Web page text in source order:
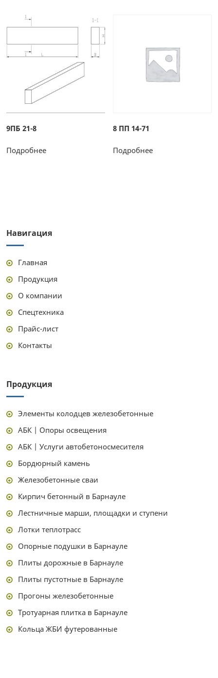
9ПБ 21-8
Подробнее
8 ПП 14-71
Подробнее
Навигация
Главная
Продукция
О компании
Спецтехника
Прайс-лист
Контакты
Продукция
Элементы колодцев железобетонные
АБК | Опоры освещения
АБК | Услуги автобетоносмесителя
Бордюрный камень
Железобетонные сваи
Кирпич бетонный в Барнауле
Лестничные марши, площадки и ступени
Лотки теплотрасс
Опорные подушки в Барнауле
Плиты дорожные в Барнауле
Плиты пустотные в Барнауле
Прогоны железобетонные
Тротуарная плитка в Барнауле
Кольца ЖБИ футерованные